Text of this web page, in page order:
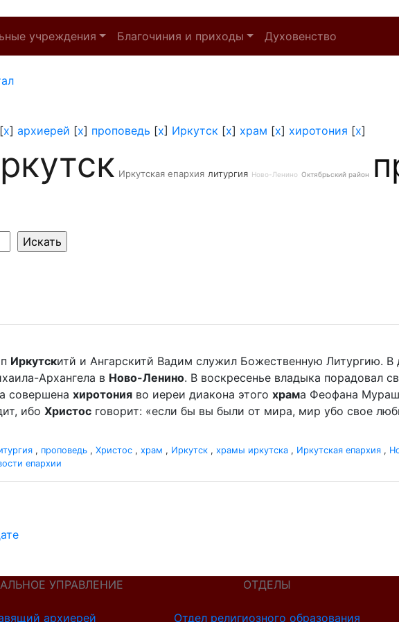
учреждения Благочиния и приходы Духовенство
[x] архиерей [x] проповедь [x] Иркутск [x] храм [x] хиротония [x]
Иркутская епархия литургия Ново-Ленино Октябрьский район
Иркутскитй и Ангарскитй Вадим служил Божественную Литургию. В
Архангела в Ново-Ленино. В воскресенье владыка порадовал
совершена хиротония во иереи диакона этого храма Феофана
ибо Христос говорит: «если бы вы были от мира, мир убо свое
, проповедь , Христос , храм , Иркутск , храмы иркутска , Иркутская епархия ,
епархии
УПРАВЛЕНИЕ
архиерей
ОТДЕЛЫ
Отдел религиозного образования